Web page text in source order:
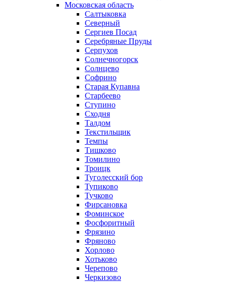
Московская область
Салтыковка
Северный
Сергиев Посад
Серебряные Пруды
Серпухов
Солнечногорск
Солнцево
Софрино
Старая Купавна
Старбеево
Ступино
Сходня
Талдом
Текстильщик
Темпы
Тишково
Томилино
Троицк
Туголесский бор
Тупиково
Тучково
Фирсановка
Фоминское
Фосфоритный
Фрязино
Фряново
Хорлово
Хотьково
Черепово
Черкизово